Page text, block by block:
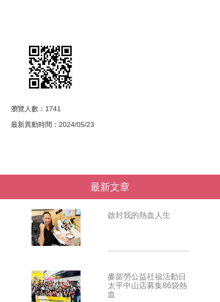
瀏覽人數：1741
最新異動時間：2024/05/23
最新文章
啟封我的熱血人生
麥當勞公益社福活動日
太平中山店募集86袋熱
血